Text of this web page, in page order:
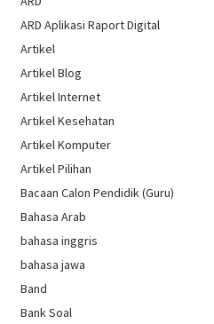
ARD Aplikasi Raport Digital
Artikel
Artikel Blog
Artikel Internet
Artikel Kesehatan
Artikel Komputer
Artikel Pilihan
Bacaan Calon Pendidik (Guru)
Bahasa Arab
bahasa inggris
bahasa jawa
Band
Bank Soal